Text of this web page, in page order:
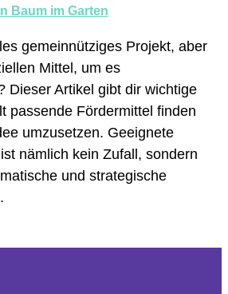
gemeinnütziges Projekt, aber
Mittel, um es
Dieser Artikel gibt dir wichtige
passende Fördermittel finden
umzusetzen. Geeignete
nämlich kein Zufall, sondern
und strategische